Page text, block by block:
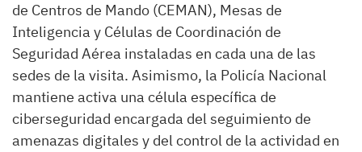
de Centros de Mando (CEMAN), Mesas de
Inteligencia y Células de Coordinación de
Seguridad Aérea instaladas en cada una de las
sedes de la visita. Asimismo, la Policía Nacional
mantiene activa una célula específica de
ciberseguridad encargada del seguimiento de
amenazas digitales y del control de la actividad en